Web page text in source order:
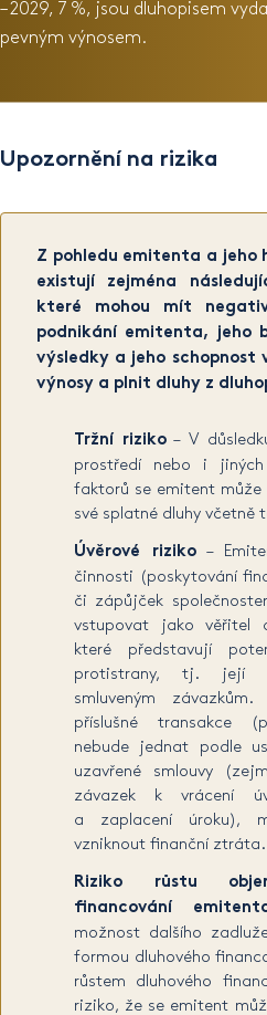
– 2029, 7 %, jsou dluhopisem
pevným výnosem.
Upozornění na rizika
Z pohledu emitenta a jeho
existují zejména
které mohou mít
podnikání emitenta, jeho
výsledky a jeho schopnost
výnosy a plnit dluhy z
Tržní riziko – V
prostředí nebo i
faktorů se emitent
své splatné dluhy včetně
Úvěrové riziko –
činnosti (poskytování
či zápůjček
vstupovat jako věřitel
které představují
protistrany, tj. její
smluveným
příslušné transakce
nebude jednat podle
uzavřené smlouvy
závazek k vrácení
a zaplacení úroku),
vzniknout finanční ztráta.
Riziko růstu
financování
možnost dalšího
formou dluhového
růstem dluhového
riziko, že se emitent